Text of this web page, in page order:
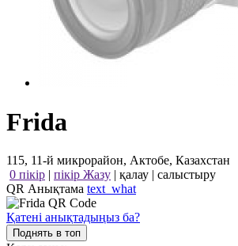
Frida
115, 11-й микрорайон, Актобе, Казахстан
0 пікір | пікір Жазу | қалау | салыстыру
QR Анықтама text_what
Қатені анықтадыңыз ба?
Поднять в топ